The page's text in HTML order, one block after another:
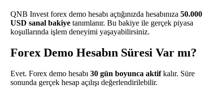
QNB Invest forex demo hesabı açtığınızda hesabınıza 50.000
USD sanal bakiye tanımlanır. Bu bakiye ile gerçek piyasa
koşullarında işlem deneyimi yaşayabilirsiniz.
Forex Demo Hesabın Süresi Var mı?
Evet. Forex demo hesabı 30 gün boyunca aktifkalır. Süre
sonunda gerçek hesap açılışı değerlendirilebilir.